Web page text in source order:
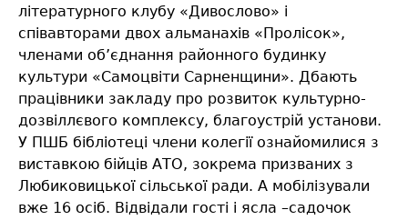
літературного клубу «Дивослово» і
співавторами двох альманахів «Пролісок»,
членами об’єднання районного будинку
культури «Самоцвіти Сарненщини». Дбають
працівники закладу про розвиток культурно-
дозвіллєвого комплексу, благоустрій установи.
У ПШБ бібліотеці члени колегії ознайомилися з
виставкою бійців АТО, зокрема призваних з
Любиковицької сільської ради. А мобілізували
вже 16 осіб. Відвідали гості і ясла –садочок